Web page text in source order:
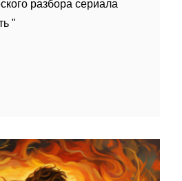
разбора сериала
"